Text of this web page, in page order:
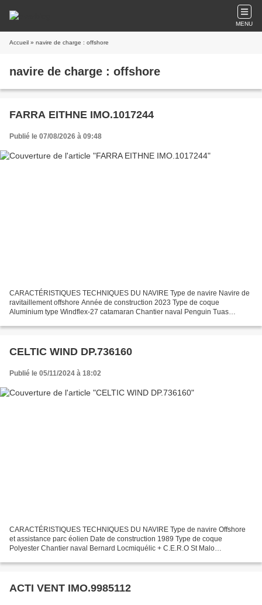
MENU
Accueil » navire de charge : offshore
navire de charge : offshore
FARRA EITHNE IMO.1017244
Publié le 07/08/2026 à 09:48
CARACTÉRISTIQUES TECHNIQUES DU NAVIRE Type de navire Navire de
ravitaillement offshore Année de construction 2023 Type de coque
Aluminium type Windflex-27 catamaran Chantier naval Penguin Tuas
CELTIC WIND DP.736160
Publié le 05/11/2024 à 18:02
CARACTÉRISTIQUES TECHNIQUES DU NAVIRE Type de navire Offshore
et assistance parc éolien Date de construction 1989 Type de coque
Polyester Chantier naval Bernard Locmiquélic + C.E.R.O St Malo
ACTI VENT IMO.9985112